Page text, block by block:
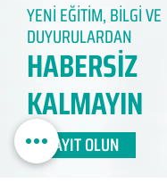
YENİ EĞİTİM, BİLGİ VE
DUYURULARDAN
HABERSİZ
KALMAYIN​
KAYIT OLUN